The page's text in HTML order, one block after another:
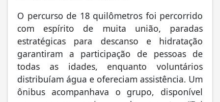
ônibus acompanhava o grupo, disponível
para quem precisasse de suporte. “Foi
inspirador ver senhoras idosas caminhando
com vigor e jovens cantando hinos ao lado
de suas famílias. A fé nos uniu”, relatou
Maria Aparecida, uma das peregrinas.
LEIA TAMBÉM: